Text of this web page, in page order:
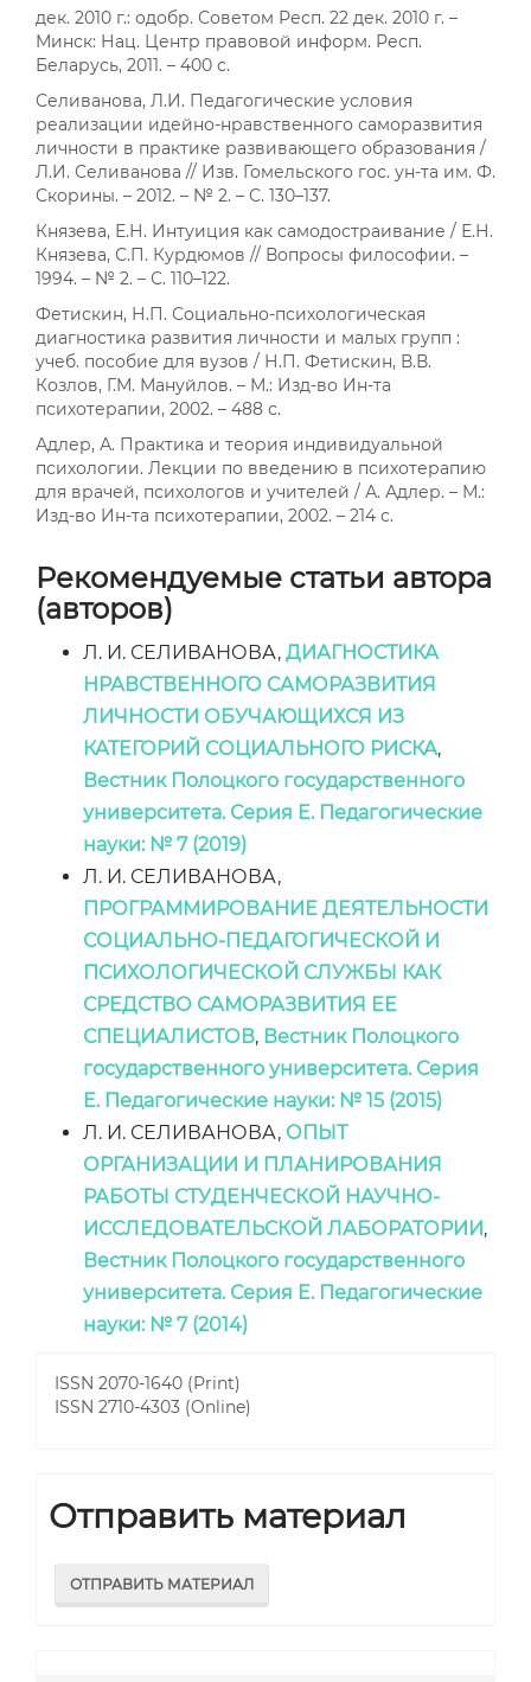
дек. 2010 г.: одобр. Советом Респ. 22 дек. 2010 г. –
Минск: Нац. Центр правовой информ. Респ.
Беларусь, 2011. – 400 с.
Селиванова, Л.И. Педагогические условия
реализации идейно-нравственного саморазвития
личности в практике развивающего образования /
Л.И. Селиванова // Изв. Гомельского гос. ун-та им. Ф.
Скорины. – 2012. – № 2. – С. 130–137.
Князева, Е.Н. Интуиция как самодостраивание / Е.Н.
Князева, С.П. Курдюмов // Вопросы философии. –
1994. – № 2. – С. 110–122.
Фетискин, Н.П. Социально-психологическая
диагностика развития личности и малых групп :
учеб. пособие для вузов / Н.П. Фетискин, В.В.
Козлов, Г.М. Мануйлов. – М.: Изд-во Ин-та
психотерапии, 2002. – 488 с.
Адлер, А. Практика и теория индивидуальной
психологии. Лекции по введению в психотерапию
для врачей, психологов и учителей / А. Адлер. – М.:
Изд-во Ин-та психотерапии, 2002. – 214 с.
Рекомендуемые статьи автора
(авторов)
Л. И. СЕЛИВАНОВА, ДИАГНОСТИКА
НРАВСТВЕННОГО САМОРАЗВИТИЯ
ЛИЧНОСТИ ОБУЧАЮЩИХСЯ ИЗ
КАТЕГОРИЙ СОЦИАЛЬНОГО РИСКА,
Вестник Полоцкого государственного
университета. Серия E. Педагогические
науки: № 7 (2019)
Л. И. СЕЛИВАНОВА,
ПРОГРАММИРОВАНИЕ ДЕЯТЕЛЬНОСТИ
СОЦИАЛЬНО-ПЕДАГОГИЧЕСКОЙ И
ПСИХОЛОГИЧЕСКОЙ СЛУЖБЫ КАК
СРЕДСТВО САМОРАЗВИТИЯ ЕЕ
СПЕЦИАЛИСТОВ, Вестник Полоцкого
государственного университета. Серия
E. Педагогические науки: № 15 (2015)
Л. И. СЕЛИВАНОВА, ОПЫТ
ОРГАНИЗАЦИИ И ПЛАНИРОВАНИЯ
РАБОТЫ СТУДЕНЧЕСКОЙ НАУЧНО-
ИССЛЕДОВАТЕЛЬСКОЙ ЛАБОРАТОРИИ,
Вестник Полоцкого государственного
университета. Серия E. Педагогические
науки: № 7 (2014)
ISSN 2070-1640 (Print)
ISSN 2710-4303 (Online)
Отправить материал
ОТПРАВИТЬ МАТЕРИАЛ